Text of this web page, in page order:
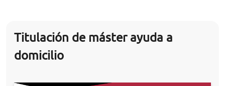
Titulación de máster ayuda a
domicilio